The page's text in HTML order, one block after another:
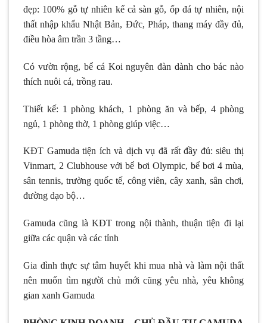
đẹp: 100% gỗ tự nhiên kể cả sàn gỗ, ốp đá tự nhiên, nội
thất nhập khẩu Nhật Bản, Đức, Pháp, thang máy đầy đủ,
điều hòa âm trần 3 tầng…
Có vườn rộng, bể cá Koi nguyên đàn dành cho bác nào
thích nuôi cá, trồng rau.
Thiết kế: 1 phòng khách, 1 phòng ăn và bếp, 4 phòng
ngủ, 1 phòng thờ, 1 phòng giúp việc…
KĐT Gamuda tiện ích và dịch vụ đã rất đầy đủ: siêu thị
Vinmart, 2 Clubhouse với bể bơi Olympic, bể bơi 4 mùa,
sân tennis, trường quốc tế, công viên, cây xanh, sân chơi,
đường dạo bộ…
Gamuda cũng là KĐT trong nội thành, thuận tiện đi lại
giữa các quận và các tỉnh
Gia đình thực sự tâm huyết khi mua nhà và làm nội thất
nên muốn tìm người chủ mới cũng yêu nhà, yêu không
gian xanh Gamuda